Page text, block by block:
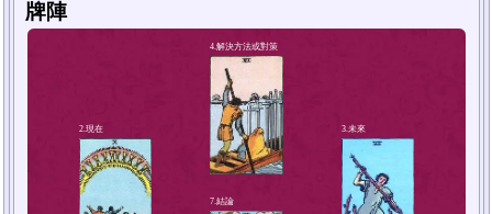
牌陣